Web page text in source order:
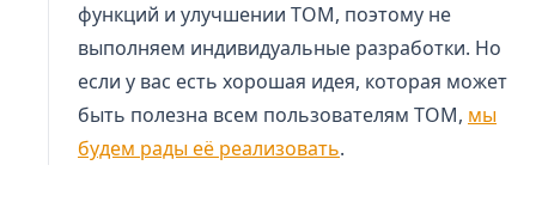
функций и улучшении ТОМ, поэтому не
выполняем индивидуальные разработки. Но
если у вас есть хорошая идея, которая может
быть полезна всем пользователям ТОМ, мы
будем рады её реализовать.